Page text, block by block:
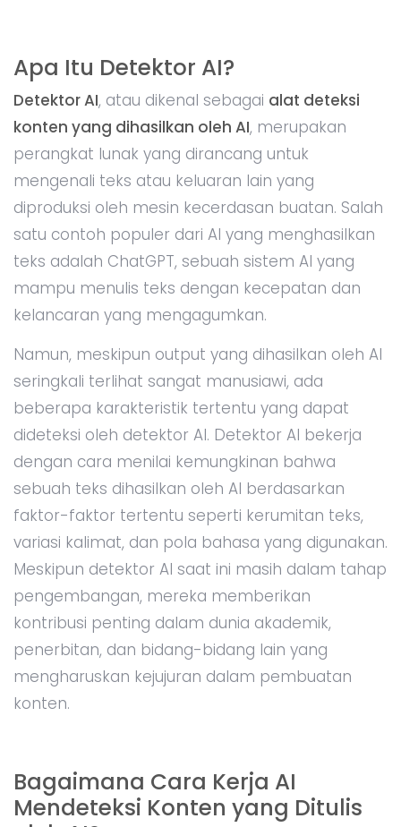
Apa Itu Detektor AI?
Detektor AI, atau dikenal sebagai alat deteksi
konten yang dihasilkan oleh AI, merupakan
perangkat lunak yang dirancang untuk
mengenali teks atau keluaran lain yang
diproduksi oleh mesin kecerdasan buatan. Salah
satu contoh populer dari AI yang menghasilkan
teks adalah ChatGPT, sebuah sistem AI yang
mampu menulis teks dengan kecepatan dan
kelancaran yang mengagumkan.
Namun, meskipun output yang dihasilkan oleh AI
seringkali terlihat sangat manusiawi, ada
beberapa karakteristik tertentu yang dapat
dideteksi oleh detektor AI. Detektor AI bekerja
dengan cara menilai kemungkinan bahwa
sebuah teks dihasilkan oleh AI berdasarkan
faktor-faktor tertentu seperti kerumitan teks,
variasi kalimat, dan pola bahasa yang digunakan.
Meskipun detektor AI saat ini masih dalam tahap
pengembangan, mereka memberikan
kontribusi penting dalam dunia akademik,
penerbitan, dan bidang-bidang lain yang
mengharuskan kejujuran dalam pembuatan
konten.
Bagaimana Cara Kerja AI
Mendeteksi Konten yang Ditulis